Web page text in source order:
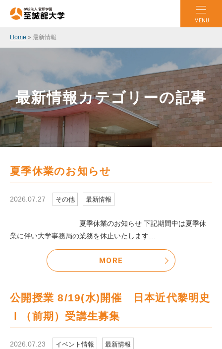
MENU
Home » 最新情報
最新情報カテゴリーの記事
夏季休業のお知らせ
2026.07.27 その他 最新情報
夏季休業のお知らせ 下記期間中は夏季休
業に伴い大学事務局の業務を休止いたします…
MORE
公開授業 8/19(水)開催 日本近代黎明史
Ⅰ（前期）受講生募集
2026.07.23 イベント情報 最新情報